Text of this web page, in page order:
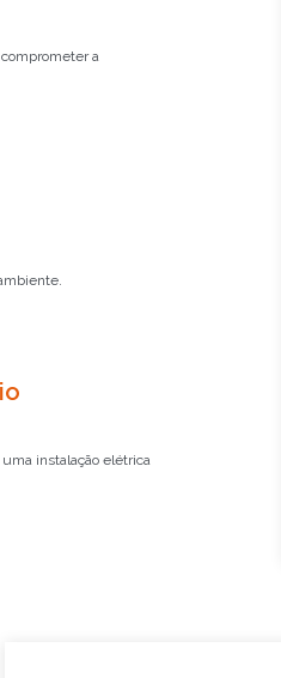
a
uma instalação elétrica